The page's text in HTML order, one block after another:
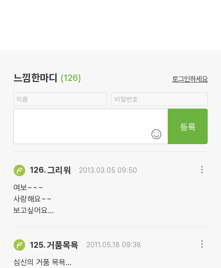
느낌한마디 (126) 로그인하세요
등록
126.그리워 2013.03.05 09:50
여보~~~
사랑해요~~
보고싶어요...
125.거품목욕 2011.05.18 09:38
심신의 거품 목욕...